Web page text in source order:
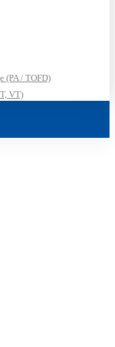
(PA / TOFD)
VT)